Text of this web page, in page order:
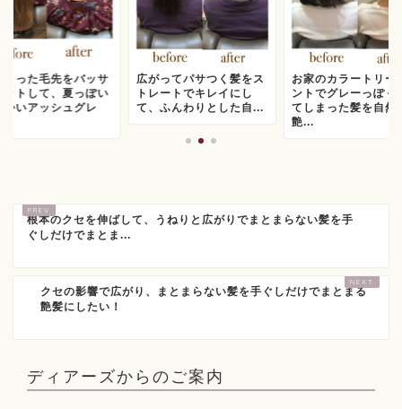
きった毛先をバッサ
ットして、夏っぽい
かいアッシュグレ
広がってパサつく髪をス
トレートでキレイにし
て、ふんわりとした自...
お家のカラートリー
ントでグレーっぽく
てしまった髪を自然
艶...
根本のクセを伸ばして、うねりと広がりでまとまらない髪を手
ぐしだけでまとま...
クセの影響で広がり、まとまらない髪を手ぐしだけでまとまる
艶髪にしたい！
ディアーズからのご案内